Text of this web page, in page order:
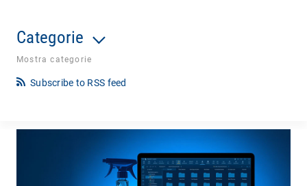
Categorie
Mostra categorie
Subscribe to RSS feed